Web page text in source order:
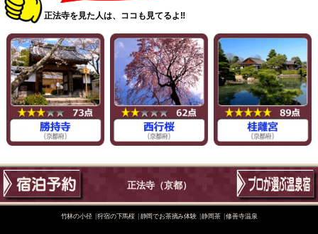
正法寺を見た人は、ココも見てるよ‼
正法寺（京都）
竹林の小径 狩宿の下馬桜 静岡でお茶摘み体験 静岡茶 修善寺温泉